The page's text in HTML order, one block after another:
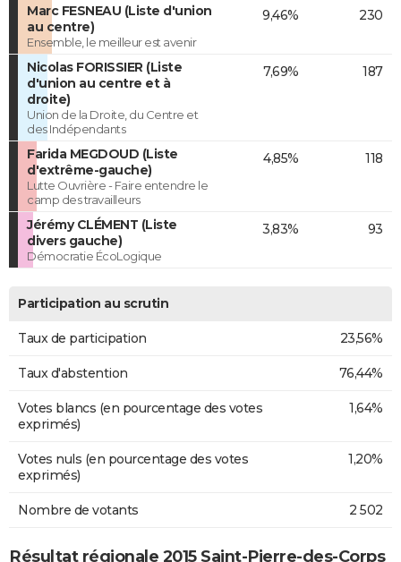
Marc FESNEAU (Liste d'union
au centre)
Ensemble, le meilleur est avenir
9,46% 230
Nicolas FORISSIER (Liste
d'union au centre et à
droite)
Union de la Droite, du Centre et
des Indépendants
7,69% 187
Farida MEGDOUD (Liste
d'extrême-gauche)
Lutte Ouvrière - Faire entendre le
camp des travailleurs
4,85% 118
Jérémy CLÉMENT (Liste
divers gauche)
Démocratie ÉcoLogique
3,83% 93
Participation au scrutin
Taux de participation 23,56%
Taux d'abstention 76,44%
Votes blancs (en pourcentage des votes
exprimés)
1,64%
Votes nuls (en pourcentage des votes
exprimés)
1,20%
Nombre de votants 2 502
Résultat régionale 2015 Saint-Pierre-des-Corps